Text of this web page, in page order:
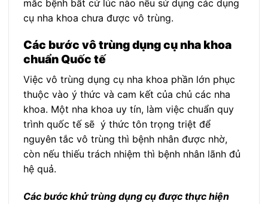
mắc bệnh bất cứ lúc nào nếu sử dụng các dụng
cụ nha khoa chưa được vô trùng.
Các bước vô trùng dụng cụ nha khoa
chuẩn Quốc tế
Việc vô trùng dụng cụ nha khoa phần lớn phục
thuộc vào ý thức và cam kết của chủ các nha
khoa. Một nha khoa uy tín, làm việc chuẩn quy
trình quốc tế sẽ ý thức tôn trọng triệt để
nguyên tắc vô trùng thì bệnh nhân được nhờ,
còn nếu thiếu trách nhiệm thì bệnh nhân lãnh đủ
hệ quả.
Các bước khử trùng dụng cụ được thực hiện